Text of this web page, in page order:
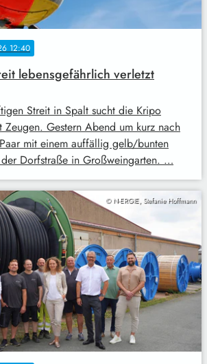
12:40
lebensgefährlich verletzt
Streit in Spalt sucht die Kripo
Zeugen. Gestern Abend um kurz nach
mit einem auffällig gelb/bunten
der Dorfstraße in Großweingarten. …
© N-ERGIE, Stefanie Hoffmann